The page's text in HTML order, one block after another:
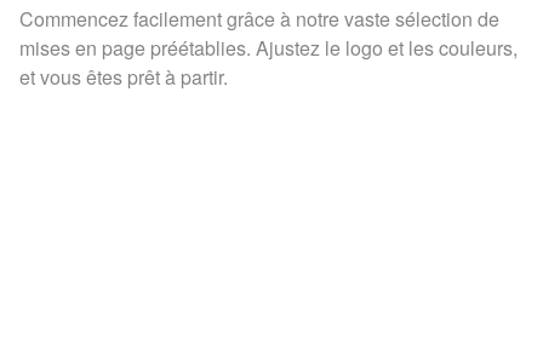
Commencez facilement grâce à notre vaste sélection de
mises en page préétablies. Ajustez le logo et les couleurs,
et vous êtes prêt à partir.